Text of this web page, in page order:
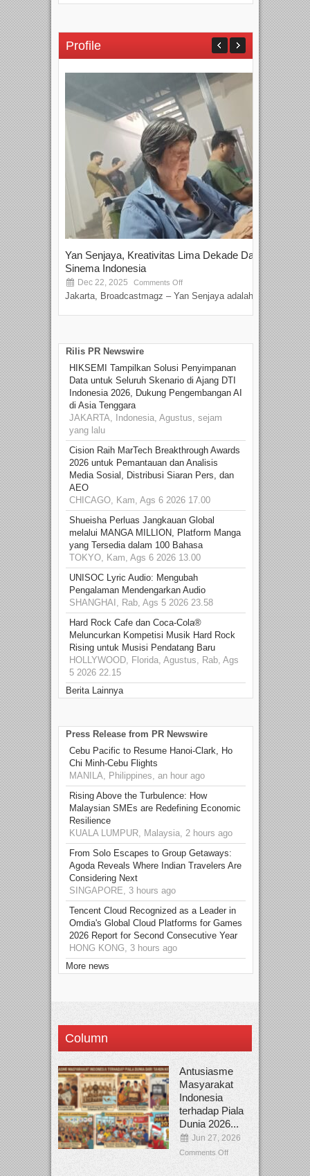
Profile
Yan Senjaya, Kreativitas Lima Dekade Dalam
Sinema Indonesia
Dec 22, 2025 Comments Off
Jakarta, Broadcastmagz – Yan Senjaya adalah...
Rilis PR Newswire
HIKSEMI Tampilkan Solusi Penyimpanan
Data untuk Seluruh Skenario di Ajang DTI
Indonesia 2026, Dukung Pengembangan AI
di Asia Tenggara
JAKARTA, Indonesia, Agustus, sejam
yang lalu
Cision Raih MarTech Breakthrough Awards
2026 untuk Pemantauan dan Analisis
Media Sosial, Distribusi Siaran Pers, dan
AEO
CHICAGO, Kam, Ags 6 2026 17.00
Shueisha Perluas Jangkauan Global
melalui MANGA MILLION, Platform Manga
yang Tersedia dalam 100 Bahasa
TOKYO, Kam, Ags 6 2026 13.00
UNISOC Lyric Audio: Mengubah
Pengalaman Mendengarkan Audio
SHANGHAI, Rab, Ags 5 2026 23.58
Hard Rock Cafe dan Coca-Cola®
Meluncurkan Kompetisi Musik Hard Rock
Rising untuk Musisi Pendatang Baru
HOLLYWOOD, Florida, Agustus, Rab, Ags
5 2026 22.15
Berita Lainnya
Press Release from PR Newswire
Cebu Pacific to Resume Hanoi-Clark, Ho
Chi Minh-Cebu Flights
MANILA, Philippines, an hour ago
Rising Above the Turbulence: How
Malaysian SMEs are Redefining Economic
Resilience
KUALA LUMPUR, Malaysia, 2 hours ago
From Solo Escapes to Group Getaways:
Agoda Reveals Where Indian Travelers Are
Considering Next
SINGAPORE, 3 hours ago
Tencent Cloud Recognized as a Leader in
Omdia's Global Cloud Platforms for Games
2026 Report for Second Consecutive Year
HONG KONG, 3 hours ago
More news
Column
Antusiasme
Masyarakat
Indonesia
terhadap Piala
Dunia 2026...
Jun 27, 2026
Comments Off